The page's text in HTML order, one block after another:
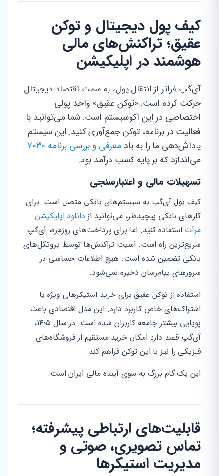
کیف پول دیجیتال و توکن
عقیق؛ تراکنش‌های مالی
هوشمند در اپلیکیشن
آی‌گپ فراتر از انتقال پول، به سمت اقتصاد دیجیتال
حرکت کرده است. «توکن عقیق» واحد پولی
اختصاصی در این اکوسیستم است. شما می‌توانید با
فعالیت در برنامه، توکن جمع‌آوری کنید. این سیستم
پاداش‌دهی ما را به یاد معرفی و بررسی برنامه 7030
می‌اندازد که بر پایه کسب درآمد بود.
تسهیلات مالی و اعتبارسنجی
کیف پول آی‌گپ به سیستم‌های بانکی متصل است. برای
کارهای بانکی پیچیده‌تر، می‌توانید از دانلود اپلیکیشن
مرآت استفاده کنید. اما برای پرداخت‌های روزمره، آی‌گپ
سریع‌ترین راه است. امنیت تراکنش‌ها توسط پروتکل‌های
بانکی تضمین شده است. هیچ اطلاعات حساسی در
سرورهای پیام‌رسان ذخیره نمی‌شود.
استفاده از توکن عقیق برای خرید استیکرهای ویژه یا
اشتراک‌های خاص کاربرد دارد. این مدل اقتصادی باعث
پویایی بیشتر جامعه کاربران شده است. در سال ۱۴۰۵،
آی‌گپ قصد دارد امکان خرید مستقیم از فروشگاه‌های
فیزیکی را نیز با این توکن فراهم کند.
این یک گام بزرگ به سوی آینده مالی ایران است.
قابلیت‌های ارتباطی پیشرفته؛
تماس تصویری، صوتی و
مدیریت استیکرها